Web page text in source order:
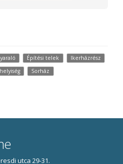
Építési telek
Ikerházrész
Sorház
utca 29-31.